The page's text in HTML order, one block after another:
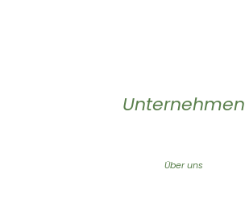
Unternehmen
Über uns